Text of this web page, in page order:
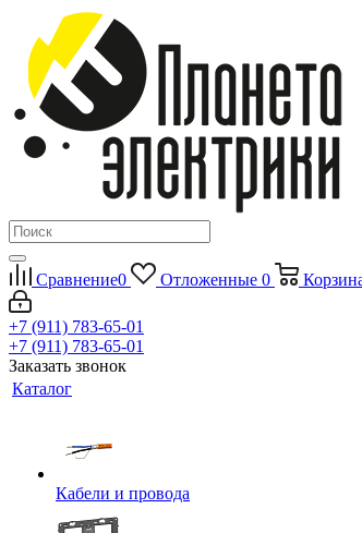
Сравнение0 Отложенные 0
+7 (911) 783-65-01
+7 (911) 783-65-01
Заказать звонок
Каталог
Кабели и провода